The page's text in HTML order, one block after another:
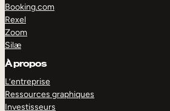
Booking.com
Rexel
Zoom
Silæ
À propos
L’entreprise
Ressources graphiques
Investisseurs